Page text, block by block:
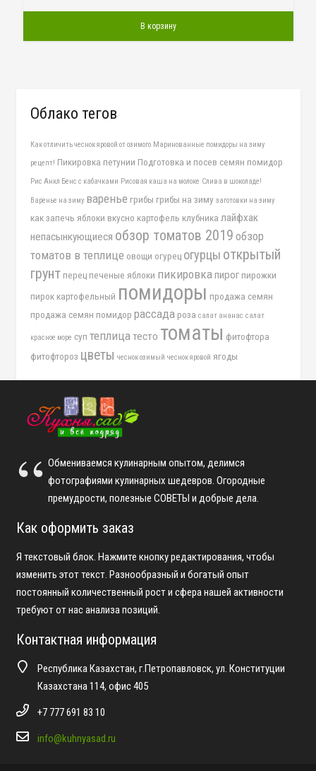
В корзину
Облако тегов
Как отличить чеснок яровой от озимого Маринованные помидоры на зиму
рецепт! Пикировка петунии Подготовка и посев семян помидор
Рис Анкл Бенс с кабачками Рисовая каша на молоке Слива в шоколаде!
Варенье на зиму варенье грибы грибы на зиму заготовки на зиму
как запечь яблоки вкусно картофель клубника лайфхак
непасынкующиеся обзор томатов 2019 обзор
томатов в теплице овощи огурец огурцы открытый
грунт перец печеные яблоки пикировка пирог пирожки
пирок картофельный помидоры продажа семян
продажа семян помидор рассада роза салат ананас салат
красное море суп теплица тесто томаты фитофтора
фитофтороз цветы чеснок озимый чеснок яровой ягоды
Обмениваемся кулинарным опытом, делимся
фотографиями кулинарных шедевров. Огородные
премудрости, полезные СОВЕТЫ и добрые дела.
Как оформить заказ
Я текстовый блок. Нажмите кнопку редактирования, чтобы
изменить этот текст. Разнообразный и богатый опыт
постоянный количественный рост и сфера нашей активности
требуют от нас анализа позиций.
Контактная информация
Республика Казахстан, г.Петропавловск, ул. Конституции
Казахстана 114, офис 405
+7 777 691 83 10
info@kuhnyasad.ru